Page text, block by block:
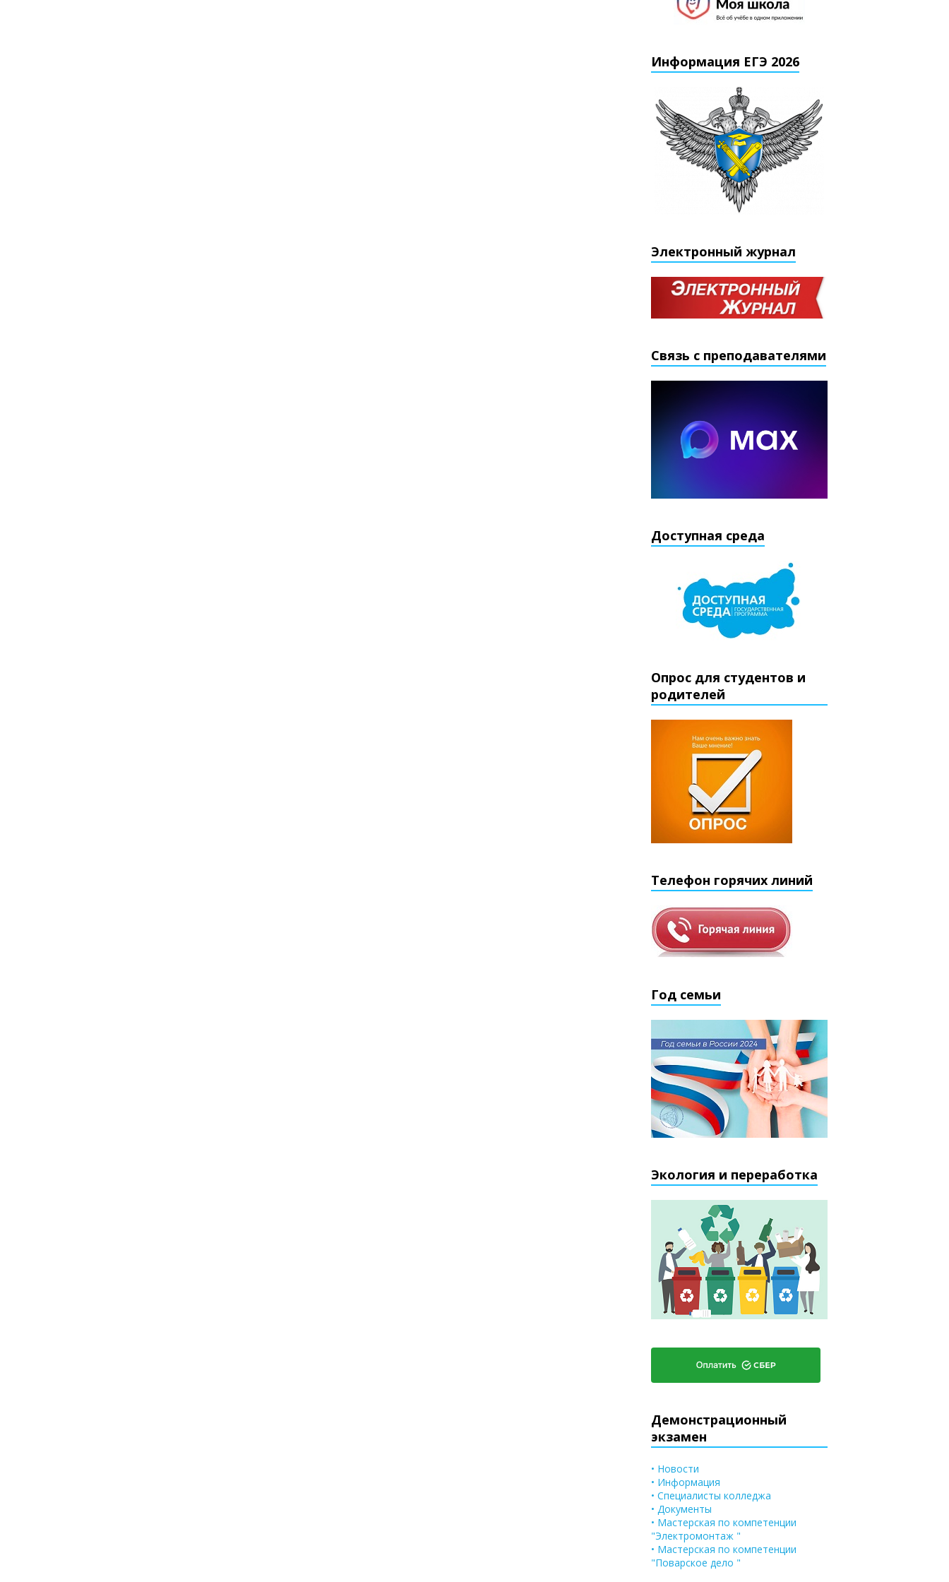
Информация ЕГЭ 2026
Электронный журнал
Связь с преподавателями
Доступная среда
Опрос для студентов и
родителей
Телефон горячих линий
Год семьи
Экология и переработка
Демонстрационный
экзамен
• Новости
• Информация
• Специалисты колледжа
• Документы
• Мастерская по компетенции
"Электромонтаж "
• Мастерская по компетенции
"Поварское дело "